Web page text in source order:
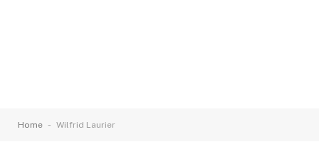
Home - Wilfrid Laurier